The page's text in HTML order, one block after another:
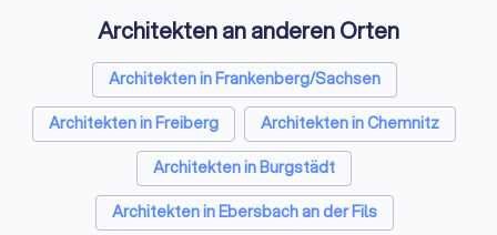
Architekten an anderen Orten
Architekten in Frankenberg/Sachsen
Architekten in Freiberg
Architekten in Chemnitz
Architekten in Burgstädt
Architekten in Ebersbach an der Fils